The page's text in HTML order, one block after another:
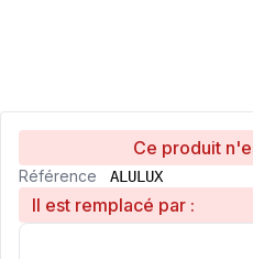
Ce produit
Référence ALULUX
Il est remplacé par :